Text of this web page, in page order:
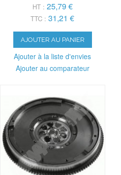
HT : 25,79 €
TTC : 31,21 €
AJOUTER AU PANIER
Ajouter à la liste d'envies
Ajouter au comparateur